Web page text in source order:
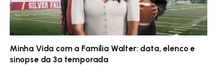
Minha Vida com a Família Walter: data, elenco e
sinopse da 3ª temporada